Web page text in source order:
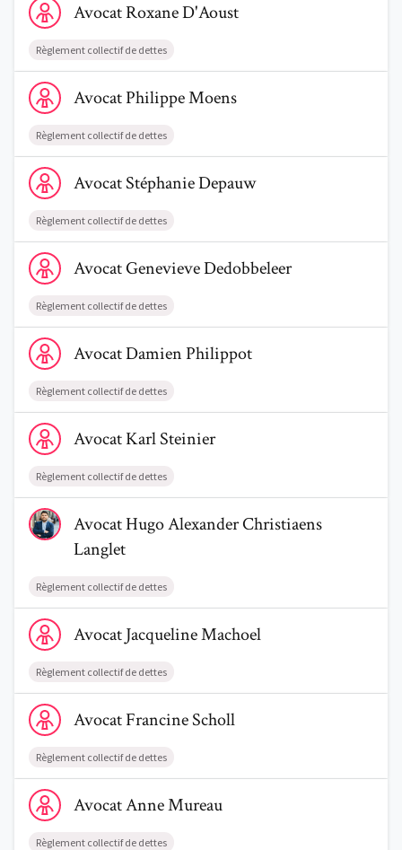
Trouve un avocat
Blog
Qui sommes-nous
AvocatRoxaneD'Aoust
Règlement collectif de dettes
Voir le profil de AvocatPhilippe Moens
AvocatPhilippeMoens
Règlement collectif de dettes
Voir le profil de AvocatStéphanie Depauw
AvocatStéphanieDepauw
Règlement collectif de dettes
Voir le profil de AvocatGenevieve Dedobbeleer
AvocatGenevieveDedobbeleer
Règlement collectif de dettes
Voir le profil de AvocatDamien Philippot
AvocatDamienPhilippot
Règlement collectif de dettes
Voir le profil de AvocatKarl Steinier
AvocatKarlSteinier
Règlement collectif de dettes
Voir le profil de AvocatHugo Alexander Christiaens Langlet
AvocatHugo AlexanderChristiaens
Langlet
Règlement collectif de dettes
Voir le profil de AvocatJacqueline Machoel
AvocatJacquelineMachoel
Règlement collectif de dettes
Voir le profil de AvocatFrancine Scholl
AvocatFrancineScholl
Règlement collectif de dettes
Voir le profil de AvocatAnne Mureau
AvocatAnneMureau
Règlement collectif de dettes